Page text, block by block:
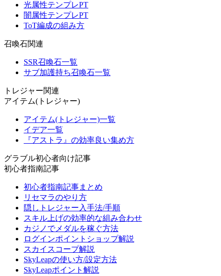
光属性テンプレPT
闇属性テンプレPT
ToT編成の組み方
召喚石関連
SSR召喚石一覧
サブ加護持ち召喚石一覧
トレジャー関連
アイテム(トレジャー)
アイテム(トレジャー)一覧
イデア一覧
『アストラ』の効率良い集め方
グラブル初心者向け記事
初心者指南記事
初心者指南記事まとめ
リセマラのやり方
隠しトレジャー入手法/手順
スキル上げの効率的な組み合わせ
カジノでメダルを稼ぐ方法
ログインポイントショップ解説
スカイスコープ解説
SkyLeapの使い方/設定方法
SkyLeapポイント解説